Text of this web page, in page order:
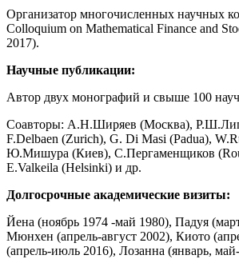
Организатор многочисленных научных
Colloquium on Mathematical Finance and
2017).
Научные публикации:
Автор двух монографий и свыше 100
Соавторы: А.Н.Ширяев (Москва),
F.Delbaen (Zurich), G. Di Masi (Padua),
Ю.Мишура (Киев), С.Пергаменщиков
E.Valkeila (Helsinki) и др.
Долгосрочные академические визиты:
Йена (ноябрь 1974 -май 1980), Падуя
Мюнхен (апрель-август 2002), Киото
(апрель-июль 2016), Лозанна (январь,